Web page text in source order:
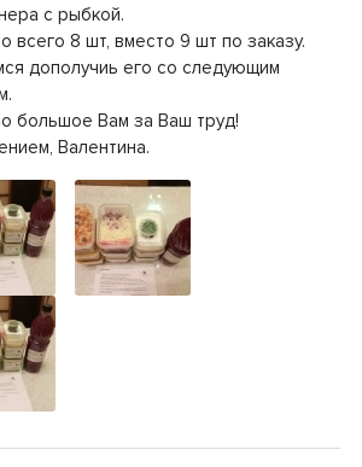
с рыбкой.
всего 8 шт, вместо 9 шт по заказу.
дополучиь его со следующим
большое Вам за Ваш труд!
Валентина.